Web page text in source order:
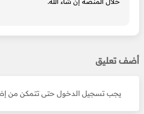
أضف تعليق
يجب تسجيل الدخول حتى تتمكن من